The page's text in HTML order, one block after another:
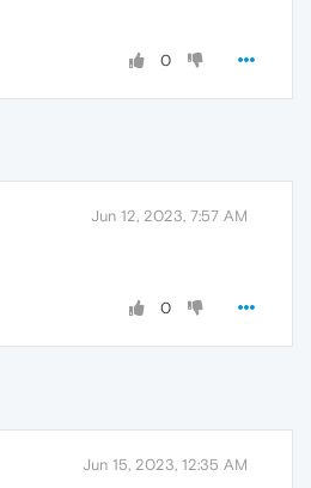
0
Jun 12, 2023, 7:57 AM
0
Jun 15, 2023, 12:35 AM